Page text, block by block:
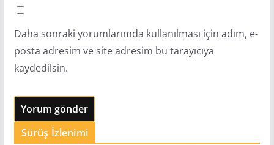
Daha sonraki yorumlarımda kullanılması için adım, e-
posta adresim ve site adresim bu tarayıcıya
kaydedilsin.
Sürüş İzlenimi